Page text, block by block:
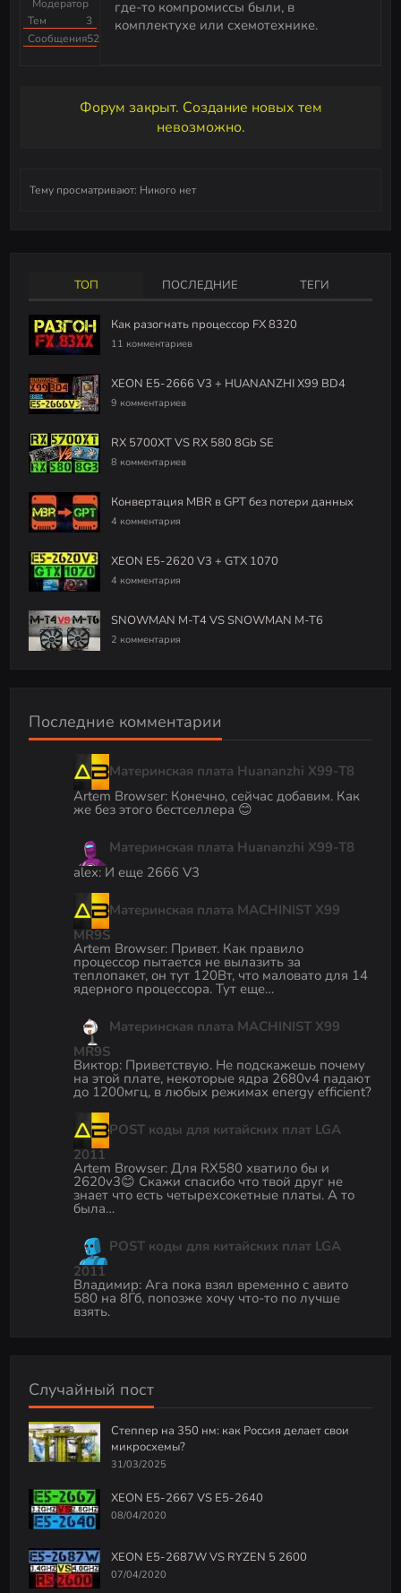
Модератор
Тем
3
Сообщения523
где-то компромиссы были, в
комплектухе или схемотехнике.
Форум закрыт. Создание новых тем
невозможно.
Тему просматривают: Никого нет
ТОП ПОСЛЕДНИЕ ТЕГИ
Как разогнать процессор FX 8320
11 комментариев
XEON E5-2666 V3 + HUANANZHI X99 BD4
9 комментариев
RX 5700XT VS RX 580 8Gb SE
8 комментариев
Конвертация MBR в GPT без потери данных
4 комментария
XEON E5-2620 V3 + GTX 1070
4 комментария
SNOWMAN M-T4 VS SNOWMAN M-T6
2 комментария
Последние комментарии
Материнская плата Huananzhi X99-T8
Artem Browser: Конечно, сейчас добавим. Как
же без этого бестселлера 😊
Материнская плата Huananzhi X99-T8
alex:И еще 2666 V3
Материнская плата MACHINIST X99
MR9S
Artem Browser: Привет. Как правило
процессор пытается не вылазить за
теплопакет, он тут 120Вт, что маловато для 14
ядерного процессора. Тут еще…
Материнская плата MACHINIST X99
MR9S
Виктор: Приветствую. Не подскажешь почему
на этой плате, некоторые ядра 2680v4 падают
до 1200мгц, в любых режимах energy efficient?
POST коды для китайских плат LGA
2011
Artem Browser:Для RX580 хватило бы и
2620v3😊 Скажи спасибо что твой друг не
знает что есть четырехсокетные платы. А то
была…
POST коды для китайских плат LGA
2011
Владимир:Ага пока взял временно с авито
580 на 8Гб, попозже хочу что-то по лучше
взять.
Случайный пост
Степпер на 350 нм: как Россия делает свои
микросхемы?
31/03/2025
XEON E5-2667 VS E5-2640
08/04/2020
XEON E5-2687W VS RYZEN 5 2600
07/04/2020